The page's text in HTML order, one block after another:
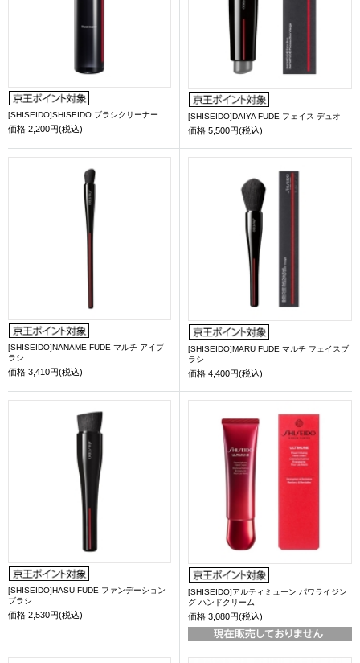
[SHISEIDO]SHISEIDO ブラシクリーナー
価格 2,200円(税込)
[SHISEIDO]DAIYA FUDE フェイス デュオ
価格 5,500円(税込)
[SHISEIDO]NANAME FUDE マルチ アイブ
ラシ
価格 3,410円(税込)
[SHISEIDO]MARU FUDE マルチ フェイスブ
ラシ
価格 4,400円(税込)
[SHISEIDO]HASU FUDE ファンデーション
ブラシ
価格 2,530円(税込)
[SHISEIDO]アルティミューン パワライジン
グ ハンドクリーム
価格 3,080円(税込)